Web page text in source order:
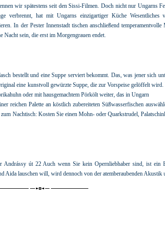
wir spätestens seit den Sissi-Filmen. Doch nicht nur Ungarns
verbrennt, hat mit Ungarns einzigartiger Küche Wesentliches
In der Pester Innenstadt tischen anschließend
Nacht sein, die erst im Morgengrauen endet.
bestellt und eine Suppe serviert bekommt. Das, was jener sich
eine kunstvoll gewürzte Suppe, die zur Vorspeise gelöffelt
oder mit hausgemachtem Pörkölt weiter, das in Ungarn
reichen Palette an köstlich zubereiteten Süßwasserfischen
Nachtisch: Kosten Sie einen Mohn- oder Quarkstrudel,
út 22 Auch wenn Sie kein Opernliebhaber sind, ist ein
Aida lauschen will, wird dennoch von der atemberaubenden Akustik